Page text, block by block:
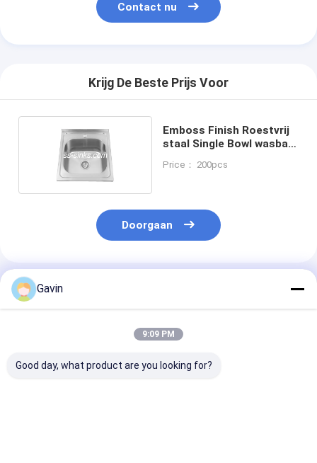
Contact nu
Krijg De Beste Prijs Voor
Emboss Finish Roestvrij
staal Single Bowl wasbak
Price： 200pcs
Doorgaan
Geadviseerde Producten
Gavin
9:09 PM
Good day, what product are you looking for?